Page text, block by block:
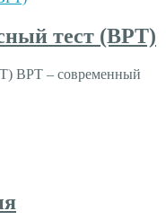
тест (ВРТ)
ВРТ – современный